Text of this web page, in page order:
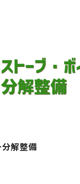
分解整備